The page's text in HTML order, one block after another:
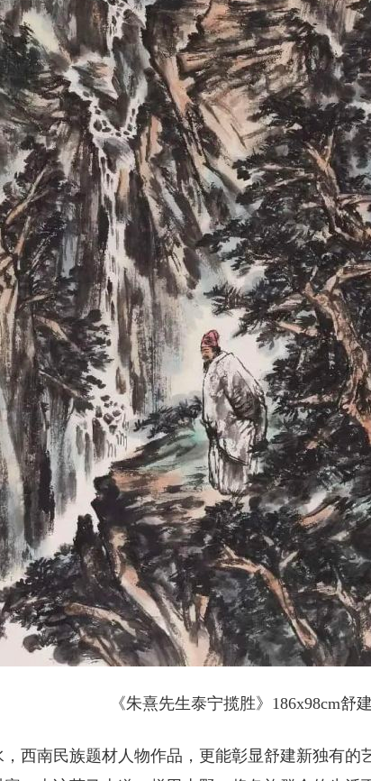
《朱熹先生泰宁揽胜》186x98cm舒
西南民族题材人物作品，更能彰显舒建新独有的